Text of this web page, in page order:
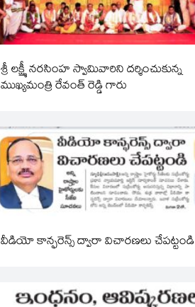
శ్రీ లక్ష్మీ నరసింహ స్వామివారిని దర్శించుకున్న
ముఖ్యమంత్రి రేవంత్ రెడ్డి గారు
వీడియో కాన్ఫరెన్స్ ద్వారా విచారణలు చేపట్టండి